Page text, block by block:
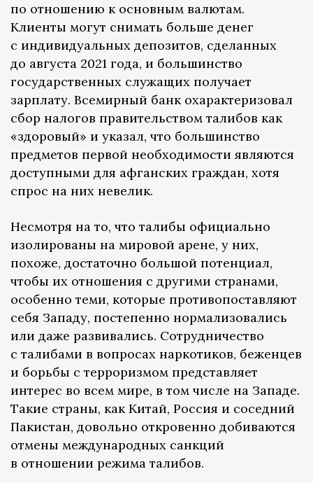
по отношению к основным валютам.
Клиенты могут снимать больше денег
с индивидуальных депозитов, сделанных
до августа 2021 года, и большинство
государственных служащих получает
зарплату. Всемирный банк охарактеризовал
сбор налогов правительством талибов как
«здоровый» и указал, что большинство
предметов первой необходимости являются
доступными для афганских граждан, хотя
спрос на них невелик.
Несмотря на то, что талибы официально
изолированы на мировой арене, у них,
похоже, достаточно большой потенциал,
чтобы их отношения с другими странами,
особенно теми, которые противопоставляют
себя Западу, постепенно нормализовались
или даже развивались. Сотрудничество
с талибами в вопросах наркотиков, беженцев
и борьбы с терроризмом представляет
интерес во всем мире, в том числе на Западе.
Такие страны, как Китай, Россия и соседний
Пакистан, довольно откровенно добиваются
отмены международных санкций
в отношении режима талибов.